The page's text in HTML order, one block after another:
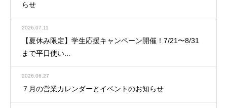
らせ
2026.07.11
【夏休み限定】学生応援キャンペーン開催！7/21〜8/31
まで平日使い...
2026.06.27
７月の営業カレンダーとイベントのお知らせ